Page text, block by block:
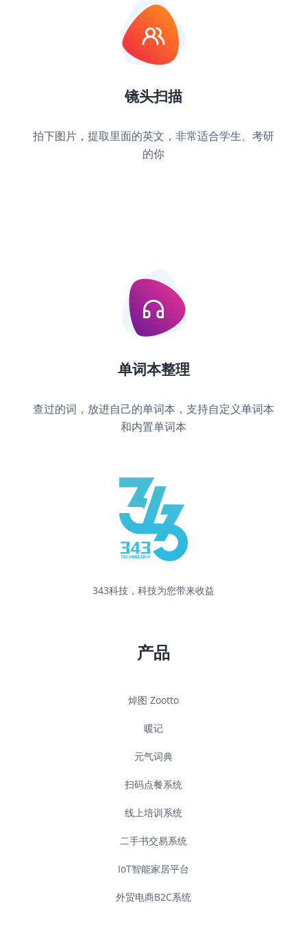
镜头扫描
拍下图片，提取里面的英文，非常适合学生、考研
的你
单词本整理
查过的词，放进自己的单词本，支持自定义单词本
和内置单词本
343科技，科技为您带来收益
产品
焯图 Zootto
暖记
元气词典
扫码点餐系统
线上培训系统
二手书交易系统
IoT智能家居平台
外贸电商B2C系统